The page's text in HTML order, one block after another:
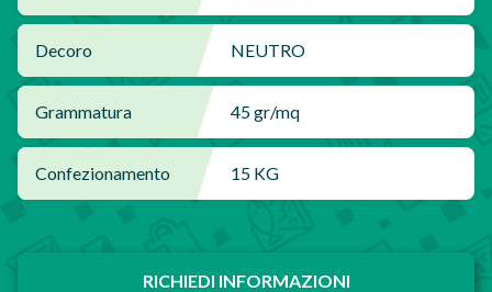
Decoro NEUTRO
Grammatura 45 gr/mq
Confezionamento 15 KG
RICHIEDI INFORMAZIONI